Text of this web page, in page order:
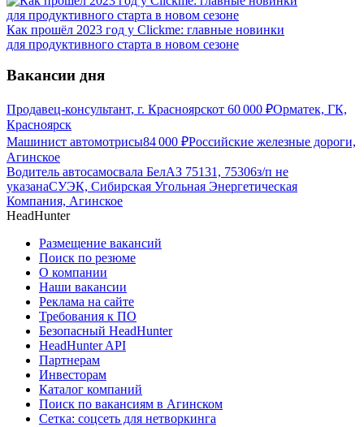
Как прошёл 2023 год у Clickme: главные новинки
для продуктивного старта в новом сезоне
Вакансии дня
Продавец-консультант, г. Красноярскот 60 000 ₽Орматек, ГК,
Красноярск
Машинист автомотрисы84 000 ₽Российские железные дороги,
Агинское
Водитель автосамосвала БелАЗ 75131, 75306з/п не
указанаСУЭК, Сибирская Угольная Энергетическая
Компания, Агинское
HeadHunter
Размещение вакансий
Поиск по резюме
О компании
Наши вакансии
Реклама на сайте
Требования к ПО
Безопасный HeadHunter
HeadHunter API
Партнерам
Инвесторам
Каталог компаний
Поиск по вакансиям в Агинском
Сетка: соцсеть для нетворкинга